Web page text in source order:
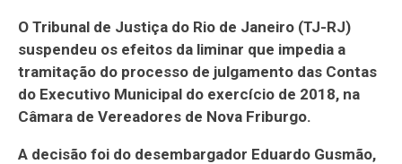
O Tribunal de Justiça do Rio de Janeiro (TJ-RJ)
suspendeu os efeitos da liminar que impedia a
tramitação do processo de julgamento das Contas
do Executivo Municipal do exercício de 2018, na
Câmara de Vereadores de Nova Friburgo.
A decisão foi do desembargador Eduardo Gusmão,